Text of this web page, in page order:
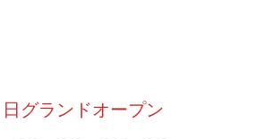
日グランドオープン